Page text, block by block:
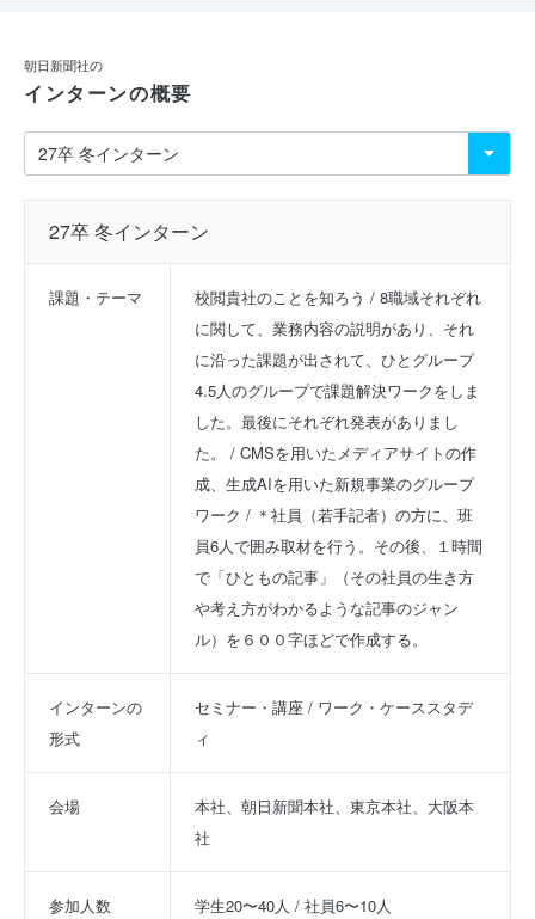
朝日新聞社の
インターンの概要
27卒 冬インターン
課題・テーマ
校閲貴社のことを知ろう / 8職域それぞれ
に関して、業務内容の説明があり、それ
に沿った課題が出されて、ひとグループ
4.5人のグループで課題解決ワークをしま
した。最後にそれぞれ発表がありまし
た。 / CMSを用いたメディアサイトの作
成、生成AIを用いた新規事業のグループ
ワーク / ＊社員（若手記者）の方に、班
員6人で囲み取材を行う。その後、１時間
で「ひともの記事」（その社員の生き方
や考え方がわかるような記事のジャン
ル）を６００字ほどで作成する。
インターンの
形式
セミナー・講座 / ワーク・ケーススタデ
ィ
会場
本社、朝日新聞本社、東京本社、大阪本
社
参加人数 学生20〜40人 / 社員6〜10人